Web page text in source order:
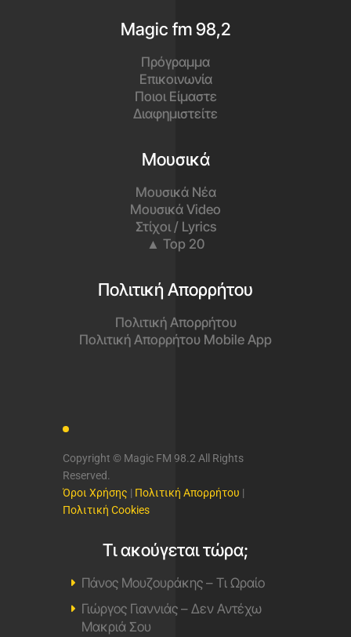
Magic fm 98,2
Πρόγραμμα
Επικοινωνία
Ποιοι Είμαστε
Διαφημιστείτε
Μουσικά
Μουσικά Νέα
Μουσικά Video
Στίχοι / Lyrics
▲ Top 20
Πολιτική Απορρήτου
Πολιτική Απορρήτου
Πολιτική Απορρήτου Mobile App
Copyright © Magic FM 98.2 All Rights
Reserved.
Όροι Χρήσης | Πολιτική Απορρήτου |
Πολιτική Cookies
Τι ακούγεται τώρα;
Πάνος Μουζουράκης – Τι Ωραίο
Γιώργος Γιαννιάς – Δεν Αντέχω
Μακριά Σου